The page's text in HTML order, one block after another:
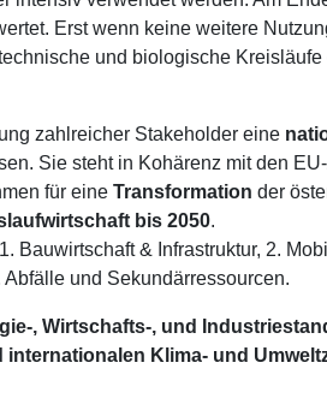
Erst wenn keine weitere
und biologische
zahlreicher Stakeholder eine
Sie steht in Kohärenz mit den
für eine Transformation der
bis 2050.
Bauwirtschaft & Infrastruktur, 2.
und Sekundärressourcen.
, Wirtschafts-, und
Klima- und